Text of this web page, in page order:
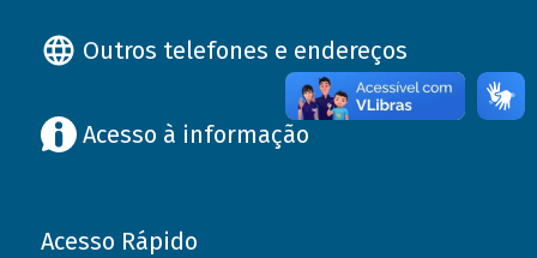
Outros telefones e endereços
Acesso à informação
Acesso Rápido